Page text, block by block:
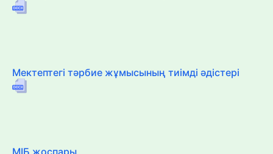
Мектептегі тәрбие жұмысының тиімді әдістері
МІБ жоспары